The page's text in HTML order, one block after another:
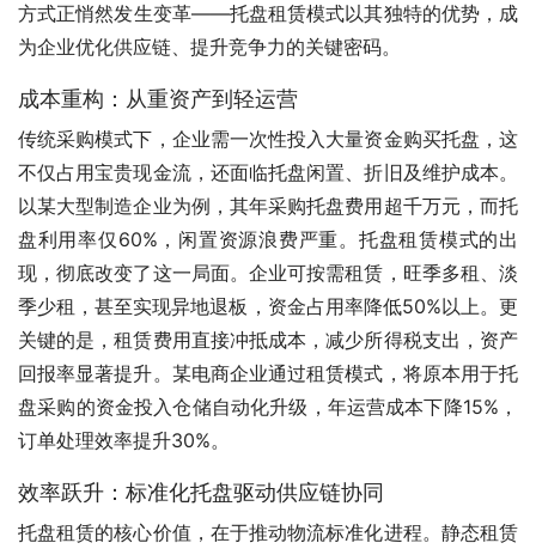
方式正悄然发生变革——托盘租赁模式以其独特的优势，成
为企业优化供应链、提升竞争力的关键密码。
成本重构：从重资产到轻运营
传统采购模式下，企业需一次性投入大量资金购买托盘，这
不仅占用宝贵现金流，还面临托盘闲置、折旧及维护成本。
以某大型制造企业为例，其年采购托盘费用超千万元，而托
盘利用率仅60%，闲置资源浪费严重。托盘租赁模式的出
现，彻底改变了这一局面。企业可按需租赁，旺季多租、淡
季少租，甚至实现异地退板，资金占用率降低50%以上。更
关键的是，租赁费用直接冲抵成本，减少所得税支出，资产
回报率显著提升。某电商企业通过租赁模式，将原本用于托
盘采购的资金投入仓储自动化升级，年运营成本下降15%，
订单处理效率提升30%。
效率跃升：标准化托盘驱动供应链协同
托盘租赁的核心价值，在于推动物流标准化进程。静态租赁